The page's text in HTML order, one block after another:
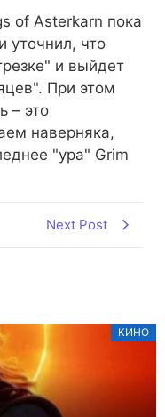
of Asterkarn пока
уточнил, что
и выйдет
При этом
– это
наверняка,
"ура" Grim
Next Post
КИНО